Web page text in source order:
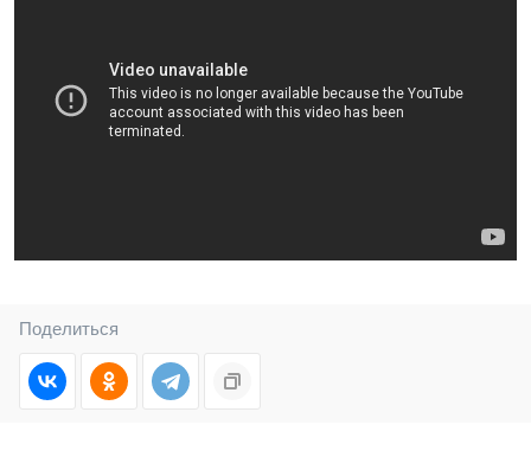
Поделиться